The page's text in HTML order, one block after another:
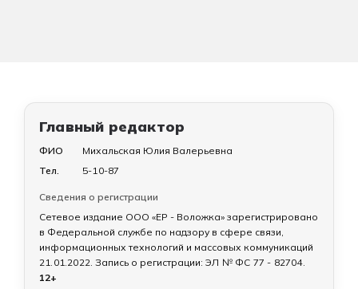
Главный редактор
ФИО
Михальская Юлия Валерьевна
Тел.
5-10-87
Сведения о регистрации
Сетевое издание ООО «ЕР - Воложка» зарегистрировано
в Федеральной службе по надзору в сфере связи,
информационных технологий и массовых коммуникаций
21.01.2022. Запись о регистрации: ЭЛ № ФС 77 - 82704.
12+